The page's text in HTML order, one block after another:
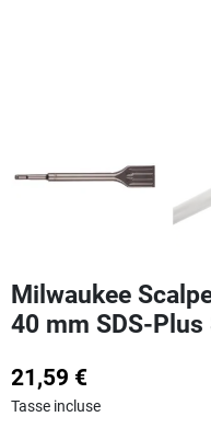
Milwaukee
40 mm SDS-Plus
21,59 €
Tasse incluse